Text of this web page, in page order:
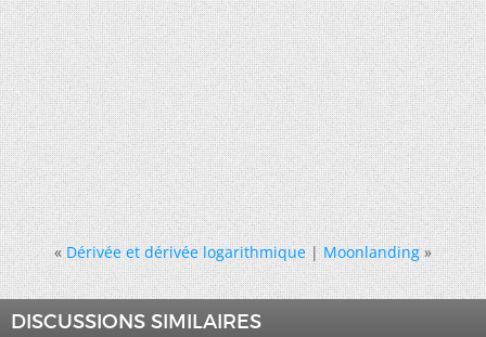
« Dérivée et dérivée logarithmique|Moonlanding »
DISCUSSIONS SIMILAIRES